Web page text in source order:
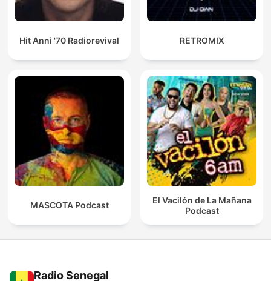
Hit Anni '70 Radiorevival RETROMIX
MASCOTA Podcast
El Vacilón de La Mañana
Podcast
Radio Senegal